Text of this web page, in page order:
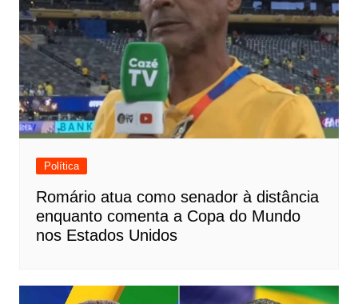
Política
Romário atua como senador à distância
enquanto comenta a Copa do Mundo
nos Estados Unidos